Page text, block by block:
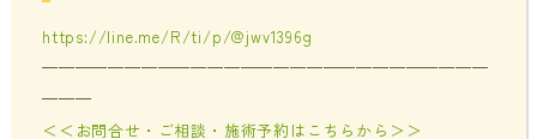
https://line.me/R/ti/p/@jwv1396g
———————————————————————————
———
＜＜お問合せ・ご相談・施術予約はこちらから＞＞